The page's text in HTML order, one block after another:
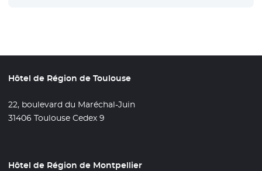
Hôtel de Région de Toulouse
22, boulevard du Maréchal-Juin
31406 Toulouse Cedex 9
Hôtel de Région de Montpellier